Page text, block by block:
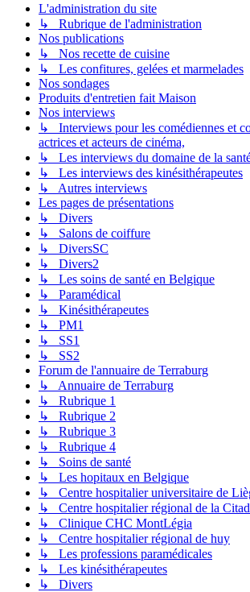
L'administration du site
↳ Rubrique de l'administration
Nos publications
↳ Nos recette de cuisine
↳ Les confitures, gelées et marmelades
Nos sondages
Produits d'entretien fait Maison
Nos interviews
↳ Interviews pour les comédiennes et
actrices et acteurs de cinéma,
↳ Les interviews du domaine de la
↳ Les interviews des kinésithérapeutes
↳ Autres interviews
Les pages de présentations
↳ Divers
↳ Salons de coiffure
↳ DiversSC
↳ Divers2
↳ Les soins de santé en Belgique
↳ Paramédical
↳ Kinésithérapeutes
↳ PM1
↳ SS1
↳ SS2
Forum de l'annuaire de Terraburg
↳ Annuaire de Terraburg
↳ Rubrique 1
↳ Rubrique 2
↳ Rubrique 3
↳ Rubrique 4
↳ Soins de santé
↳ Les hopitaux en Belgique
↳ Centre hospitalier universitaire de
↳ Centre hospitalier régional de la
↳ Clinique CHC MontLégia
↳ Centre hospitalier régional de huy
↳ Les professions paramédicales
↳ Les kinésithérapeutes
↳ Divers